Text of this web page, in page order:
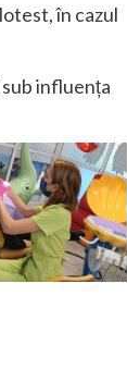
în cazul
influența